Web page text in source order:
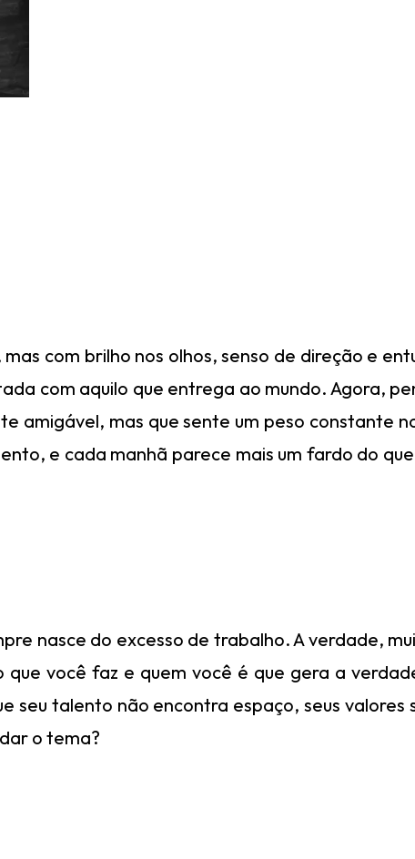
com brilho nos olhos, senso de direção e
com aquilo que entrega ao mundo. Agora,
amigável, mas que sente um peso constante
e cada manhã parece mais um fardo do
nasce do excesso de trabalho. A verdade,
você faz e quem você é que gera a
seu talento não encontra espaço, seus
o tema?